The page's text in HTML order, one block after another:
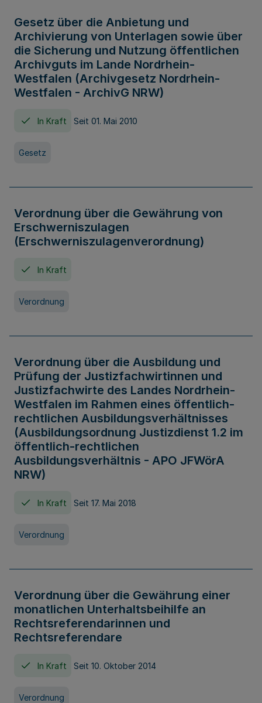
Gesetz über die Anbietung und
Archivierung von Unterlagen sowie über
die Sicherung und Nutzung öffentlichen
Archivguts im Lande Nordrhein-
Westfalen (Archivgesetz Nordrhein-
Westfalen - ArchivG NRW)
In Kraft Seit 01. Mai 2010
Gesetz
Verordnung über die Gewährung von
Erschwerniszulagen
(Erschwerniszulagenverordnung)
In Kraft
Verordnung
Verordnung über die Ausbildung und
Prüfung der Justizfachwirtinnen und
Justizfachwirte des Landes Nordrhein-
Westfalen im Rahmen eines öffentlich-
rechtlichen Ausbildungsverhältnisses
(Ausbildungsordnung Justizdienst 1.2 im
öffentlich-rechtlichen
Ausbildungsverhältnis - APO JFWörA
NRW)
In Kraft Seit 17. Mai 2018
Verordnung
Verordnung über die Gewährung einer
monatlichen Unterhaltsbeihilfe an
Rechtsreferendarinnen und
Rechtsreferendare
In Kraft Seit 10. Oktober 2014
Verordnung